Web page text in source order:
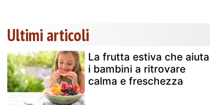
Ultimi articoli
La frutta estiva che aiuta
i bambini a ritrovare
calma e freschezza